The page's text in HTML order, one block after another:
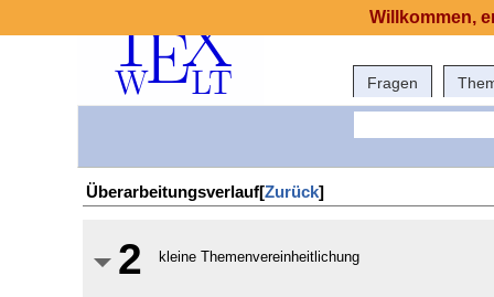
Fragen
Überarbeitungsverlauf[Zurück]
2 kleine Themenvereinheitlichung
Willkommen,